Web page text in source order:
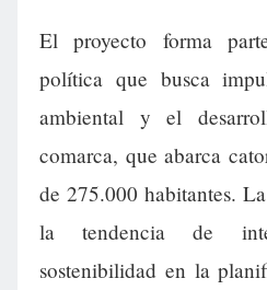
El proyecto forma
política que busca
ambiental y el
comarca, que abarca
de 275.000 habitantes.
la tendencia de
sostenibilidad en la